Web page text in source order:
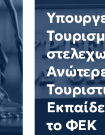
το ΦΕΚ